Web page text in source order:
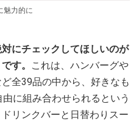
魅力的に
にチェックしてほしいのが
す。
これは、ハンバーグや
全39品の中から、好きなも
に組み合わせられるという
リンクバーと日替わりスー